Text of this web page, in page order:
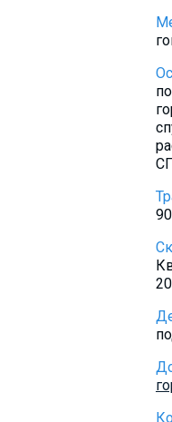
What to drink?
Mobile phones
Travel reports